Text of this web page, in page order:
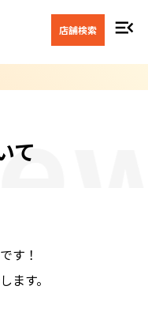
店舗検索 menu_open
て
す！
ます。